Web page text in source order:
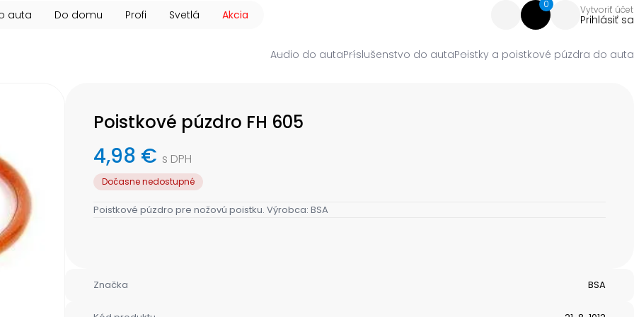
auta Do domu Profi Svetlá Akcia
0 Vytvoriť účet
Prihlásiť sa
Audio do autaPríslušenstvo do autaPoistky a poistkové púzdra do auta
Poistkové púzdro FH 605
4,98 € s DPH
Dočasne nedostupné
Poistkové púzdro pre nožovú poistku. Výrobca: BSA
Značka BSA